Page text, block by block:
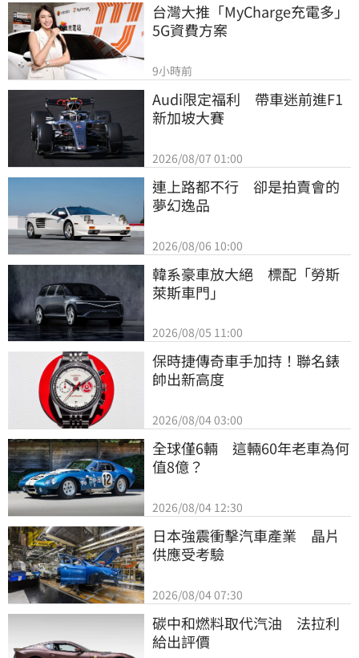
台灣大推「MyCharge充電多」
5G資費方案
9小時前
Audi限定福利　帶車迷前進F1
新加坡大賽
2026/08/07 01:00
連上路都不行　卻是拍賣會的
夢幻逸品
2026/08/06 10:00
韓系豪車放大絕　標配「勞斯
萊斯車門」
2026/08/05 11:00
保時捷傳奇車手加持！聯名錶
帥出新高度
2026/08/04 03:00
全球僅6輛　這輛60年老車為何
值8億？
2026/08/04 12:30
日本強震衝擊汽車產業　晶片
供應受考驗
2026/08/04 07:30
碳中和燃料取代汽油　法拉利
給出評價